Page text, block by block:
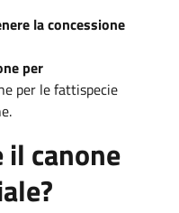
la concessione
per
per le fattispecie
il canone